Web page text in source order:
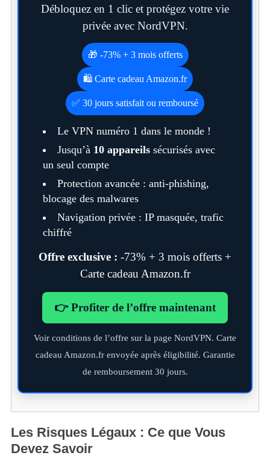
Débloquez en 1 clic et protégez votre vie
privée avec NordVPN.
🎁 -73% + 3 mois offerts
🛍️ Carte cadeau Amazon.fr
✅ 30 jours satisfait ou remboursé
Le VPN numéro 1 dans le monde !
Jusqu’à 10 appareilssécurisés avec
un seul compte
Protection avancée : anti-phishing,
blocage des malwares
Navigation privée : IP masquée, trafic
chiffré
Offre exclusive : -73% + 3 mois offerts +
Carte cadeau Amazon.fr
👉 Profiter de l’offre maintenant
Voir conditions de l’offre sur la page NordVPN. Carte
cadeau Amazon.fr envoyée après éligibilité. Garantie
de remboursement 30 jours.
Les Risques Légaux : Ce que Vous
Devez Savoir